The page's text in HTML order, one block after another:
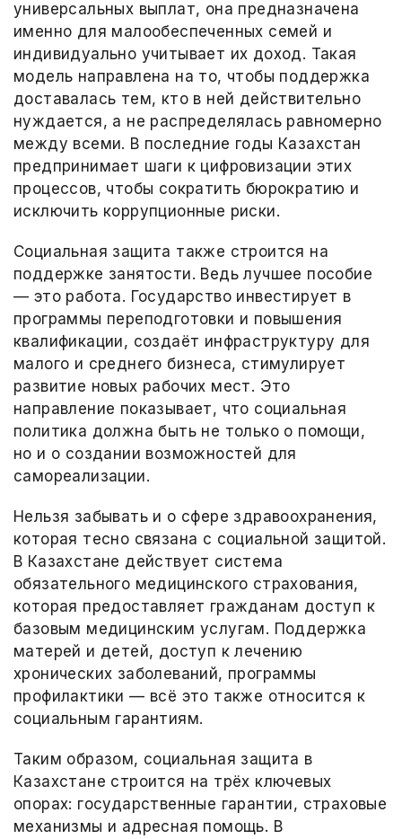
универсальных выплат, она предназначена
именно для малообеспеченных семей и
индивидуально учитывает их доход. Такая
модель направлена на то, чтобы поддержка
доставалась тем, кто в ней действительно
нуждается, а не распределялась равномерно
между всеми. В последние годы Казахстан
предпринимает шаги к цифровизации этих
процессов, чтобы сократить бюрократию и
исключить коррупционные риски.
Социальная защита также строится на
поддержке занятости. Ведь лучшее пособие
— это работа. Государство инвестирует в
программы переподготовки и повышения
квалификации, создаёт инфраструктуру для
малого и среднего бизнеса, стимулирует
развитие новых рабочих мест. Это
направление показывает, что социальная
политика должна быть не только о помощи,
но и о создании возможностей для
самореализации.
Нельзя забывать и о сфере здравоохранения,
которая тесно связана с социальной защитой.
В Казахстане действует система
обязательного медицинского страхования,
которая предоставляет гражданам доступ к
базовым медицинским услугам. Поддержка
матерей и детей, доступ к лечению
хронических заболеваний, программы
профилактики — всё это также относится к
социальным гарантиям.
Таким образом, социальная защита в
Казахстане строится на трёх ключевых
опорах: государственные гарантии, страховые
механизмы и адресная помощь. В